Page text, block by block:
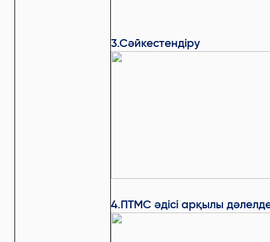
3.Сәйкестендіру
4.ПТМС әдісі арқылы